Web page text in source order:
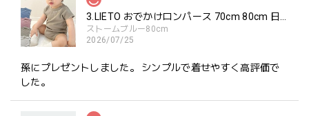
ストームブルー80cm
2026/07/25
孫にプレゼントしました。 シンプルで着せやすく高評価で
した。